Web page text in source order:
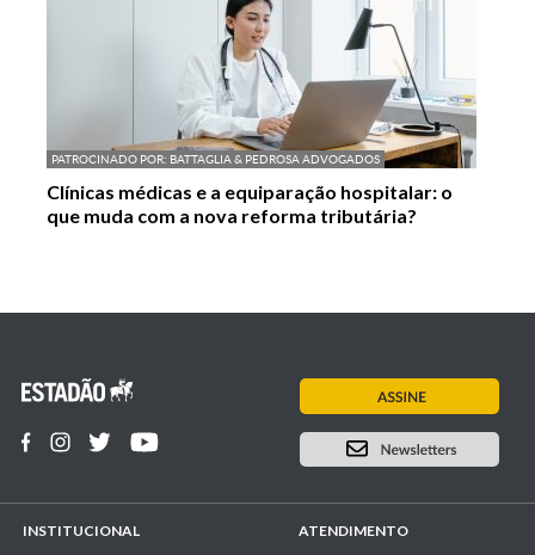
PATROCINADO POR: BATTAGLIA & PEDROSA ADVOGADOS
Clínicas médicas e a equiparação hospitalar: o
que muda com a nova reforma tributária?
INSTITUCIONAL ATENDIMENTO